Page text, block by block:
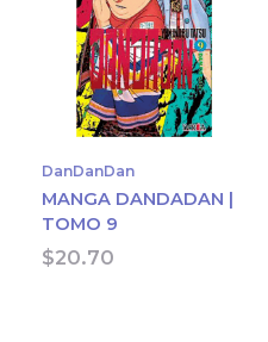
DanDanDan
MANGA DANDADAN |
TOMO 9
$20.70